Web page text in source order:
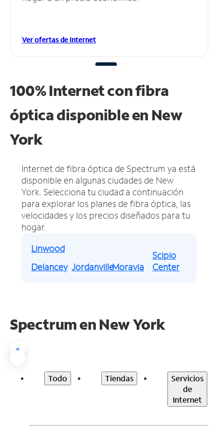
Ver ofertas de Internet
100% Internet con fibra
óptica disponible en New
York
Internet de fibra óptica de Spectrum ya está
disponible en algunas ciudades de New
York. Selecciona tu ciudad a continuación
para explorar los planes de fibra óptica, las
velocidades y los precios diseñados para tu
hogar.
Linwood
Delancey JordanvilleMoravia
Scipio
Center
Spectrum en New York
<
Todo Tiendas
Servicios
de
Internet